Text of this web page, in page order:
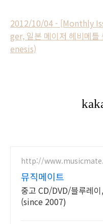
2012/10/04 - [Monthly
ger, 일본 메이저 헤비메틀
enesis)
http://
뮤직메이트
중고 CD/DVD/블루레
(since 2007)